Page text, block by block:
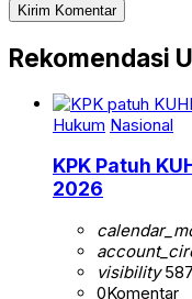
Rekomendasi
Hukum Nasional
KPK Patuh
2026
visibility587
0Komentar